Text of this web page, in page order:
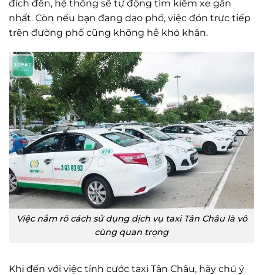
đích đến, hệ thống sẽ tự động tìm kiếm xe gần
nhất. Còn nếu bạn đang dạo phố, việc đón trực tiếp
trên đường phố cũng không hề khó khăn.
Việc nắm rõ cách sử dụng dịch vụ taxi Tân Châu là vô
cùng quan trọng
Khi đến với việc tính cước taxi Tân Châu, hãy chú ý